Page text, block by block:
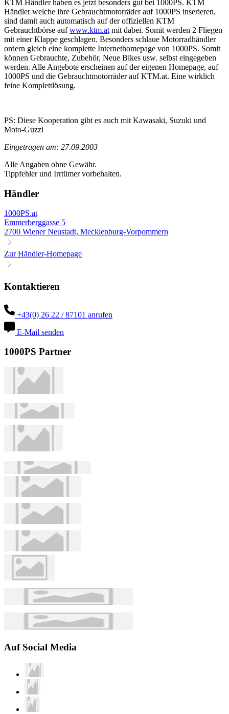
KTM Händler haben es jetzt besonders gut bei 1000PS. KTM
Händler welche ihre Gebrauchtmotorräder auf 1000PS inserieren,
sind damit auch automatisch auf der offiziellen KTM
Gebrauchtbörse aufwww.ktm.at mit dabei. Somit werden 2 Fliegen
mit einer Klappe geschlagen. Besonders schlaue Motorradhändler
ordern gleich eine komplette Internethomepage von 1000PS. Somit
können Gebrauchte, Zubehör, Neue Bikes usw. selbst eingegeben
werden. Alle Angebote erscheinen auf der eigenen Homepage, auf
1000PS und die Gebrauchtmotorräder auf KTM.at. Eine wirklich
feine Komplettlösung.
PS: Diese Kooperation gibt es auch mit Kawasaki, Suzuki und
Moto-Guzzi
Eingetragen am: 27.09.2003
Alle Angaben ohne Gewähr.
Tippfehler und Irrtümer vorbehalten.
Händler
1000PS.at
Emmerberggasse 5
2700 Wiener Neustadt, Mecklenburg-Vorpommern
Zur Händler-Homepage
Kontaktieren
+43(0) 26 22 / 87101 anrufen
E-Mail senden
1000PS Partner
Auf Social Media